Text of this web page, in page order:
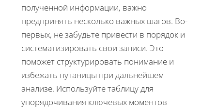
полученной информации, важно
предпринять несколько важных шагов. Во-
первых, не забудьте привести в порядок и
систематизировать свои записи. Это
поможет структурировать понимание и
избежать путаницы при дальнейшем
анализе. Используйте таблицу для
упорядочивания ключевых моментов